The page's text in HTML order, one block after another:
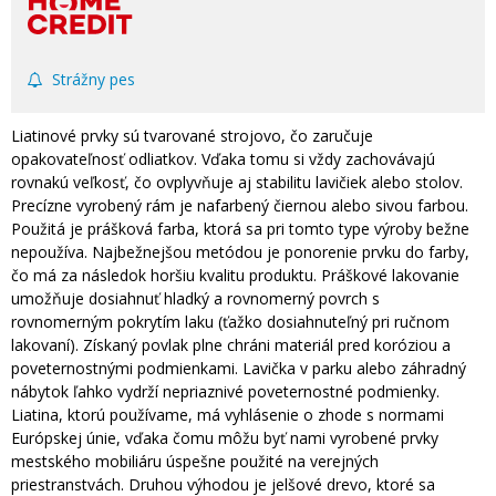
Strážny pes
Liatinové prvky sú tvarované strojovo, čo zaručuje
opakovateľnosť odliatkov. Vďaka tomu si vždy zachovávajú
rovnakú veľkosť, čo ovplyvňuje aj stabilitu lavičiek alebo stolov.
Precízne vyrobený rám je nafarbený čiernou alebo sivou farbou.
Použitá je prášková farba, ktorá sa pri tomto type výroby bežne
nepoužíva. Najbežnejšou metódou je ponorenie prvku do farby,
čo má za následok horšiu kvalitu produktu. Práškové lakovanie
umožňuje dosiahnuť hladký a rovnomerný povrch s
rovnomerným pokrytím laku (ťažko dosiahnuteľný pri ručnom
lakovaní). Získaný povlak plne chráni materiál pred koróziou a
poveternostnými podmienkami. Lavička v parku alebo záhradný
nábytok ľahko vydrží nepriaznivé poveternostné podmienky.
Liatina, ktorú používame, má vyhlásenie o zhode s normami
Európskej únie, vďaka čomu môžu byť nami vyrobené prvky
mestského mobiliáru úspešne použité na verejných
priestranstvách. Druhou výhodou je jelšové drevo, ktoré sa